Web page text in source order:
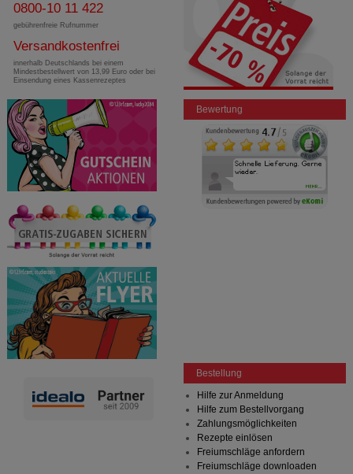
0800-10 11 422
gebührenfreie Rufnummer
Versandkostenfrei
innerhalb Deutschlands bei einem
Mindestbestellwert von 13,99 Euro oder bei
Einsendung eines Kassenrezeptes
Bewertung
Bestellung
Hilfe zur Anmeldung
Hilfe zum Bestellvorgang
Zahlungsmöglichkeiten
Rezepte einlösen
Freiumschläge anfordern
Freiumschläge downloaden